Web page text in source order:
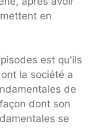
en
est qu'ils
la société a
de
dont son
se